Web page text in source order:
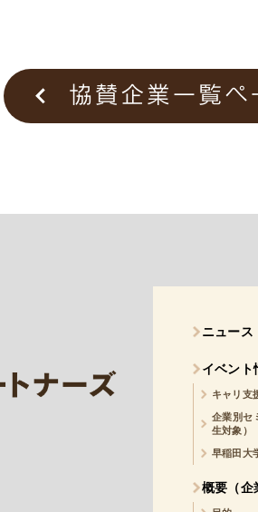
ニュース
イベント
キャリ支
企業別セ
生対象）
早稲田大
概要（企